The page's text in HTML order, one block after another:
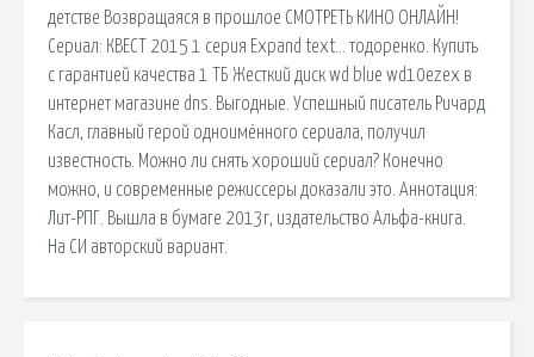
детстве Возвращаяся в прошлое СМОТРЕТЬ КИНО ОНЛАЙН!
Сериал: КВЕСТ 2015 1 серия Expand text… тодоренко. Купить
с гарантией качества 1 ТБ Жесткий диск wd blue wd10ezex в
интернет магазине dns. Выгодные. Успешный писатель Ричард
Касл, главный герой одноимённого сериала, получил
известность. Можно ли снять хороший сериал? Конечно
можно, и современные режиссеры доказали это. Аннотация:
Лит-РПГ. Вышла в бумаге 2013г, издательство Альфа-книга.
На СИ авторский вариант.